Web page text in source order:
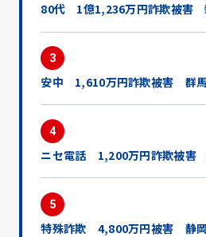
80代 1億1,236万円詐欺被害
3
安中 1,610万円詐欺被害 群
4
ニセ電話 1,200万円詐欺被害
5
特殊詐欺 4,800万円被害 静